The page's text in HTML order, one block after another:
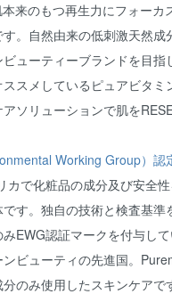
来のもつ再生力にフォーカ
。自然由来の低刺激天然成
ューティーブランドを目指
スメしているピュアビタ
ソリューションで肌を
Working Group）認
カで化粧品の成分及び安全
す。独自の技術と検査基準
EWG認証マークを付与し
ビューティの先進国。
のみ使用したスキンケアで